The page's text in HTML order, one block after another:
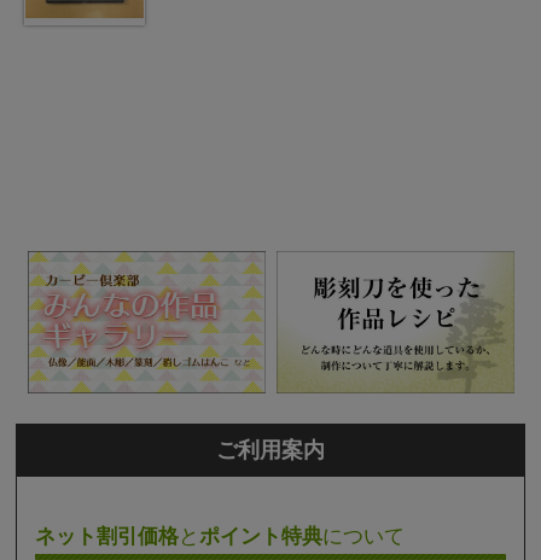
ご利用案内
ネット割引価格とポイント特典について